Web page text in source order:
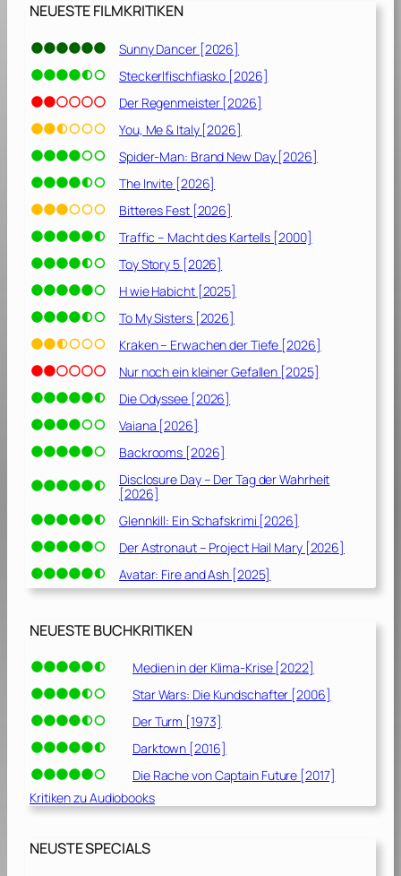
0
0
NEUESTE FILMKRITIKEN
Sunny Dancer [2026]
Steckerlfischfiasko [2026]
Der Regenmeister [2026]
You, Me & Italy [2026]
Spider-Man: Brand New Day [2026]
The Invite [2026]
Bitteres Fest [2026]
Traffic – Macht des Kartells [2000]
Toy Story 5 [2026]
H wie Habicht [2025]
To My Sisters [2026]
Kraken – Erwachen der Tiefe [2026]
Nur noch ein kleiner Gefallen [2025]
Die Odyssee [2026]
Vaiana [2026]
Backrooms [2026]
Disclosure Day – Der Tag der Wahrheit
[2026]
Glennkill: Ein Schafskrimi [2026]
Der Astronaut – Project Hail Mary [2026]
Avatar: Fire and Ash [2025]
NEUESTE BUCHKRITIKEN
Medien in der Klima-Krise [2022]
Star Wars: Die Kundschafter [2006]
Der Turm [1973]
Darktown [2016]
Die Rache von Captain Future [2017]
Kritiken zu Audiobooks
NEUSTE SPECIALS